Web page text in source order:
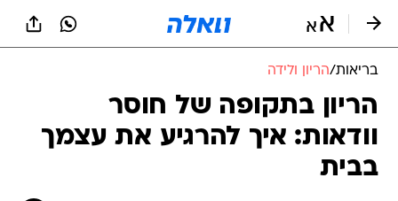
בריאות/הריון ולידה
הריון בתקופה של חוסר
וודאות: איך להרגיע את עצמך
בבית